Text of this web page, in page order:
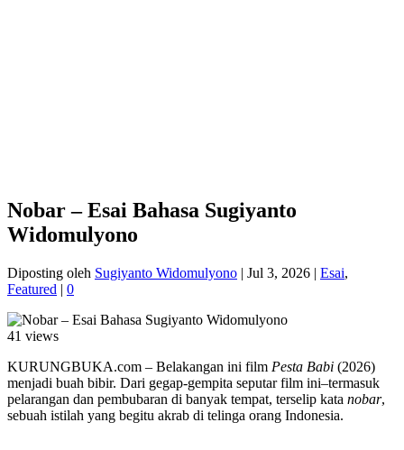
Nobar – Esai Bahasa Sugiyanto
Widomulyono
Diposting oleh Sugiyanto Widomulyono | Jul 3, 2026 | Esai,
Featured | 0
41 views
KURUNGBUKA.com – Belakangan ini film Pesta Babi (2026)
menjadi buah bibir. Dari gegap-gempita seputar film ini–termasuk
pelarangan dan pembubaran di banyak tempat, terselip kata nobar,
sebuah istilah yang begitu akrab di telinga orang Indonesia.